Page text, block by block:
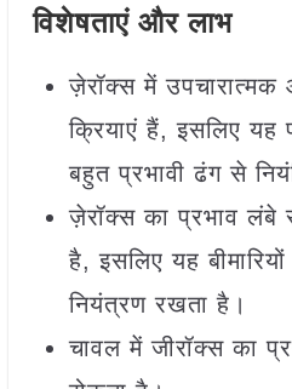
विशेषताएं और लाभ
ज़ेरॉक्स में उपचारात्मक
क्रियाएं हैं, इसलिए यह
बहुत प्रभावी ढंग से
ज़ेरॉक्स का प्रभाव लंबे
है, इसलिए यह
नियंत्रण रखता है।
चावल में जीरॉक्स का